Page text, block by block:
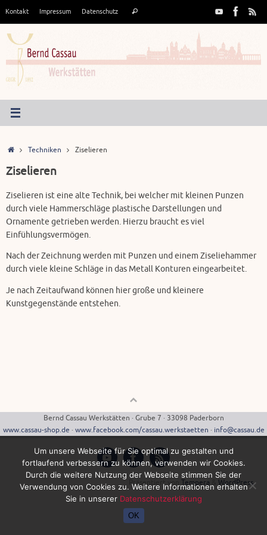
springen
Kontakt Impressum Datenschutz Suchen
StartTechniken Ziselieren
Ziselieren
Ziselieren ist eine alte Technik, bei welcher mit kleinen Punzen
durch viele Hammerschläge plastische Darstellungen und
Ornamente getrieben werden. Hierzu braucht es viel
Einfühlungsvermögen.
Nach der Zeichnung werden mit Punzen und einem Ziseliehammer
durch viele kleine Schläge in das Metall Konturen eingearbeitet.
Je nach Zeitaufwand können hier große und kleinere
Kunstgegenstände entstehen.
Bernd Cassau Werkstätten · Grube 7 · 33098 Paderborn
www.cassau-shop.de · www.facebook.com/cassau.werkstaetten · info@cassau.de
Präsentiert von Tempera WordPress.
Um unsere Webseite für Sie optimal zu gestalten und
fortlaufend verbessern zu können, verwenden wir Cookies.
Durch die weitere Nutzung der Webseite stimmen Sie der
Verwendung von Cookies zu. Weitere Informationen erhalten
Sie in unserer Datenschutzerklärung
OK